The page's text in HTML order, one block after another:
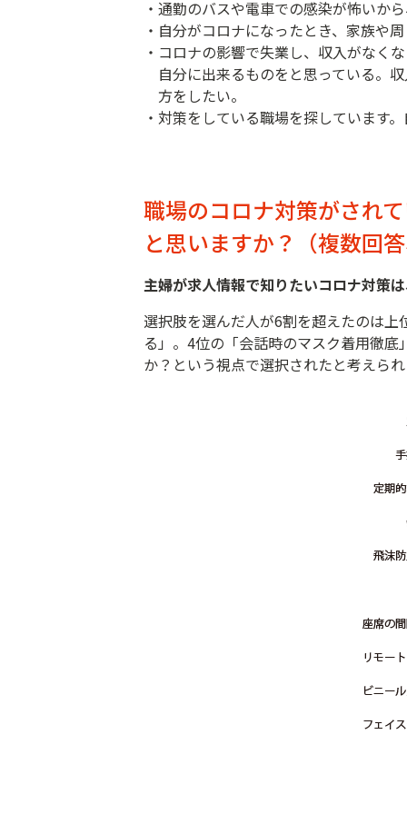
・通勤のバスや電車での感染が怖いか
・自分がコロナになったとき、家族や
・コロナの影響で失業し、収入がなく
自分に出来るものをと思っている。
方をしたい。
・対策をしている職場を探しています
職場のコロナ対策がされ
と思いますか？（複数回答
主婦が求人情報で知りたいコロナ対策
選択肢を選んだ人が6割を超えたのは
る」。4位の「会話時のマスク着用徹
か？という視点で選択されたと考えられ